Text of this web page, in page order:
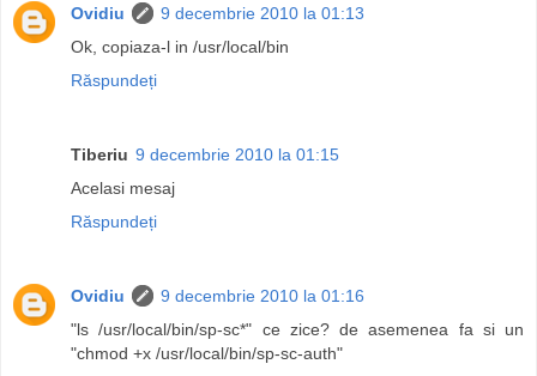
Ovidiu
9 decembrie 2010 la 01:13
Ok, copiaza-l in /usr/local/bin
Răspundeți
Tiberiu 9 decembrie 2010 la 01:15
Acelasi mesaj
Răspundeți
Ovidiu
9 decembrie 2010 la 01:16
"ls /usr/local/bin/sp-sc*" ce zice? de asemenea fa si un
"chmod +x /usr/local/bin/sp-sc-auth"